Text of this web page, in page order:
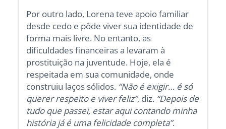
Por outro lado, Lorena teve apoio familiar
desde cedo e pôde viver sua identidade de
forma mais livre. No entanto, as
dificuldades financeiras a levaram à
prostituição na juventude. Hoje, ela é
respeitada em sua comunidade, onde
construiu laços sólidos. “Não é exigir… é só
querer respeito e viver feliz”, diz. “Depois de
tudo que passei, estar aqui contando minha
história já é uma felicidade completa”.